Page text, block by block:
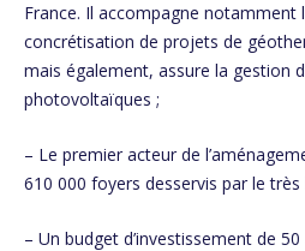
France. Il accompagne
concrétisation de projets de
mais également, assure la gestion
photovoltaïques ;
– Le premier acteur de
610 000 foyers desservis par le
– Un budget d’investissement de